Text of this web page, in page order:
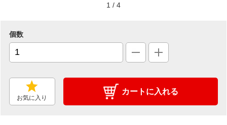
1 / 4
個数
お気に入り
カートに入れる